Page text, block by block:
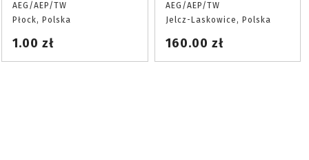
AEG/AEP/TW
Płock, Polska
1.00 zł
AEG/AEP/TW
Jelcz-Laskowice, Polska
160.00 zł